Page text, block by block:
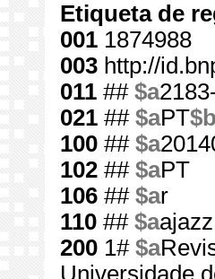
Etiqueta de
001 1874988
003 http://
011 ## $a
021 ## $aPT$b
100 ## $a
102 ## $aPT
106 ## $ar
110 ## $a
200 1# $a
Universidade